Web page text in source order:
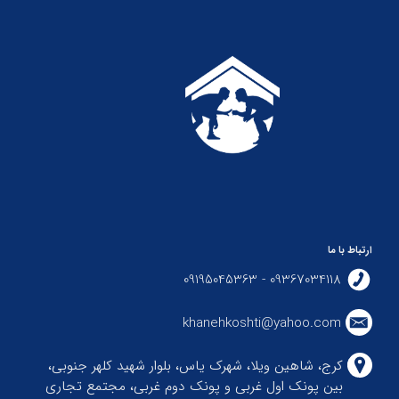
ارتباط با ما
09367034118 - 09195045363
khanehkoshti@yahoo.com
کرج، شاهین ویلا، شهرک یاس، بلوار شهید کلهر جنوبی،
بین پونک اول غربی و پونک دوم غربی، مجتمع تجاری